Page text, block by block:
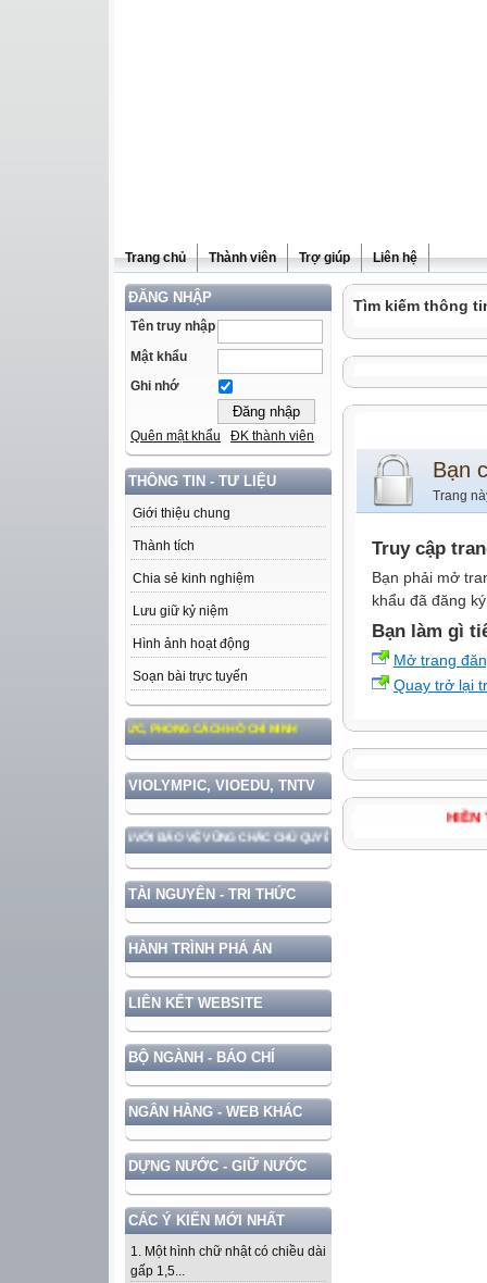
Trang chủ Thành viên Trợ giúp Liên hệ
ĐĂNG NHẬP
Tên truy nhập
Mật khẩu
Ghi nhớ
Quên mật khẩu ĐK thành viên
THÔNG TIN - TƯ LIỆU
Giới thiệu chung
Thành tích
Chia sẻ kinh nghiệm
Lưu giữ kỷ niệm
Hình ảnh hoạt động
Soạn bài trực tuyến
TƯ TƯỞNG, ĐẠO ĐỨC, PHONG CÁCH HỒ CHÍ MINH
VIOLYMPIC, VIOEDU, TNTV
ĐẤT NƯỚC GẮN VỚI BẢO VỆ VỮNG CHẮC CHỦ QUYỀN VÀ ĐỘC LẬP DÂN TỘC!
TÀI NGUYÊN - TRI THỨC
HÀNH TRÌNH PHÁ ÁN
LIÊN KẾT WEBSITE
BỘ NGÀNH - BÁO CHÍ
NGÂN HÀNG - WEB KHÁC
DỰNG NƯỚC - GIỮ NƯỚC
CÁC Ý KIẾN MỚI NHẤT
1. Một hình chữ nhật có chiều dài
gấp 1,5...
Tìm kiếm thông
Bạn
Trang
Truy cập
Bạn phải mở
khẩu đã đăng
Bạn làm gì
Mở trang
Quay trở lại